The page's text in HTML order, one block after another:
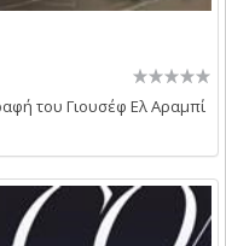
του Γιουσέφ Ελ Αραμπί